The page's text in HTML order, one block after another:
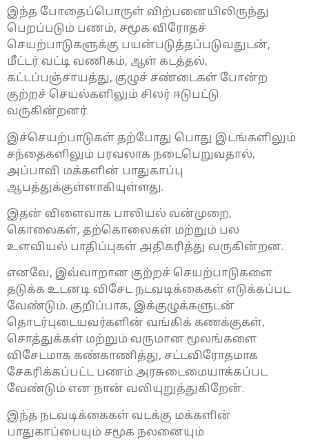
இந்த போதைப்பொருள் விற்பனையிலிருந்து
பெறப்படும் பணம், சமூக விரோதச்
செயற்பாடுகளுக்கு பயன்படுத்தப்படுவதுடன்,
மீட்டர் வட்டி வணிகம், ஆள் கடத்தல்,
கட்டப்பஞ்சாயத்து, குழுச் சண்டைகள் போன்ற
குற்றச் செயல்களிலும் சிலர் ஈடுபட்டு
வருகின்றனர்.
இச்செயற்பாடுகள் தற்போது பொது இடங்களிலும்
சந்தைகளிலும் பரவலாக நடைபெறுவதால்,
அப்பாவி மக்களின் பாதுகாப்பு
ஆபத்துக்குள்ளாகியுள்ளது.
இதன் விளைவாக பாலியல் வன்முறை,
கொலைகள், தற்கொலைகள் மற்றும் பல
உளவியல் பாதிப்புகள் அதிகரித்து வருகின்றன.
எனவே, இவ்வாறான குற்றச் செயற்பாடுகளை
தடுக்க உடனடி விசேட நடவடிக்கைகள் எடுக்கப்பட
வேண்டும். குறிப்பாக, இக்குழுக்களுடன்
தொடர்புடையவர்களின் வங்கிக் கணக்குகள்,
சொத்துக்கள் மற்றும் வருமான மூலங்களை
விசேடமாக கண்காணித்து, சட்டவிரோதமாக
சேகரிக்கப்பட்ட பணம் அரசுடைமையாக்கப்பட
வேண்டும் என நான் வலியுறுத்துகிறேன்.
இந்த நடவடிக்கைகள் வடக்கு மக்களின்
பாதுகாப்பையும் சமூக நலனையும்